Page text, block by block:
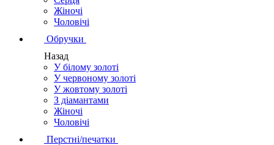
Жіночі
Чоловічі
Обручки
Назад
У білому золоті
У червоному золоті
У жовтому золоті
З діамантами
Жіночі
Чоловічі
Перстні/печатки